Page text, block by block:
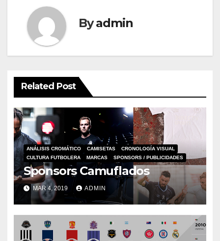
Byadmin
Related Post
ANÁLISIS CROMÁTICO CAMISETAS
CRONOLOGÍA VISUAL
CULTURA FUTBOLERA
MARCAS SPONSORS / PUBLICIDADES
Sponsors Camuflados
MAR 4, 2019 ADMIN